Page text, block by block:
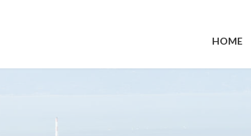
HOME